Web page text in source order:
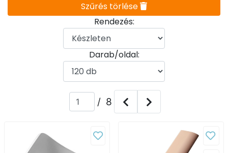
Szűrés törlése
Rendezés:
Darab/oldal:
/ 8